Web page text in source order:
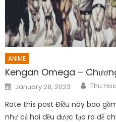
ANIME
Kengan Omega –
Posted
on
January 28, 2023 Author
Thu
Rate this post Điều này bao
như cả hai đều được tạo ra để